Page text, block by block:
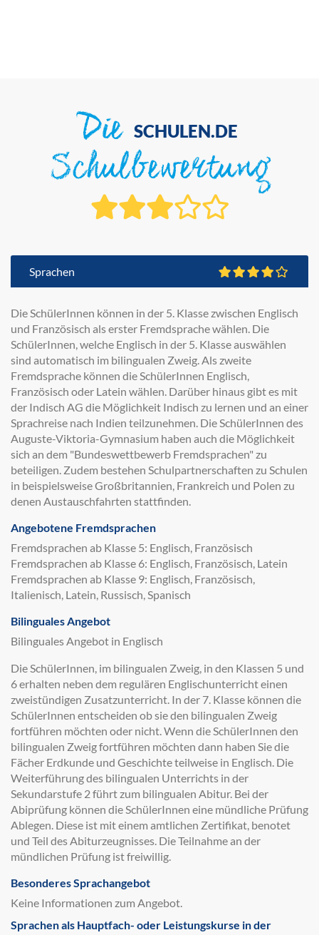
Die SCHULEN.DE
Schulbewertung
Sprachen
Die SchülerInnen können in der 5. Klasse zwischen Englisch
und Französisch als erster Fremdsprache wählen. Die
SchülerInnen, welche Englisch in der 5. Klasse auswählen
sind automatisch im bilingualen Zweig. Als zweite
Fremdsprache können die SchülerInnen Englisch,
Französisch oder Latein wählen. Darüber hinaus gibt es mit
der Indisch AG die Möglichkeit Indisch zu lernen und an einer
Sprachreise nach Indien teilzunehmen. Die SchülerInnen des
Auguste-Viktoria-Gymnasium haben auch die Möglichkeit
sich an dem "Bundeswettbewerb Fremdsprachen" zu
beteiligen. Zudem bestehen Schulpartnerschaften zu Schulen
in beispielsweise Großbritannien, Frankreich und Polen zu
denen Austauschfahrten stattfinden.
Angebotene Fremdsprachen
Fremdsprachen ab Klasse 5: Englisch, Französisch
Fremdsprachen ab Klasse 6: Englisch, Französisch, Latein
Fremdsprachen ab Klasse 9: Englisch, Französisch,
Italienisch, Latein, Russisch, Spanisch
Bilinguales Angebot
Bilinguales Angebot in Englisch
Die SchülerInnen, im bilingualen Zweig, in den Klassen 5 und
6 erhalten neben dem regulären Englischunterricht einen
zweistündigen Zusatzunterricht. In der 7. Klasse können die
SchülerInnen entscheiden ob sie den bilingualen Zweig
fortführen möchten oder nicht. Wenn die SchülerInnen den
bilingualen Zweig fortführen möchten dann haben Sie die
Fächer Erdkunde und Geschichte teilweise in Englisch. Die
Weiterführung des bilingualen Unterrichts in der
Sekundarstufe 2 führt zum bilingualen Abitur. Bei der
Abiprüfung können die SchülerInnen eine mündliche Prüfung
Ablegen. Diese ist mit einem amtlichen Zertifikat, benotet
und Teil des Abiturzeugnisses. Die Teilnahme an der
mündlichen Prüfung ist freiwillig.
Besonderes Sprachangebot
Keine Informationen zum Angebot.
Sprachen als Hauptfach- oder Leistungskurse in der